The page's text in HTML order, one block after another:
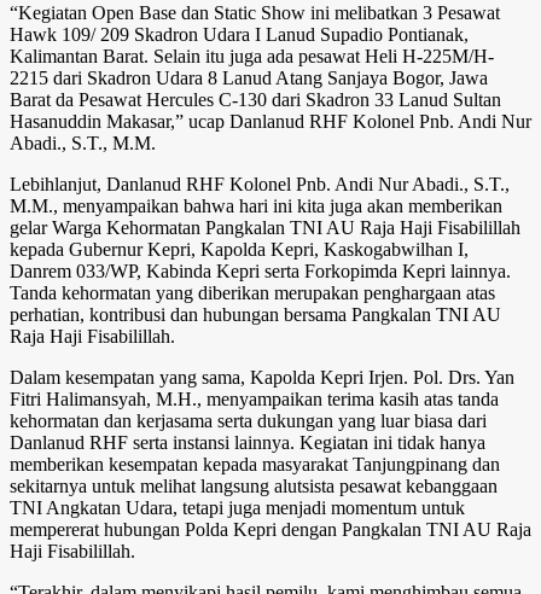
“Kegiatan Open Base dan Static Show ini melibatkan 3 Pesawat
Hawk 109/ 209 Skadron Udara I Lanud Supadio Pontianak,
Kalimantan Barat. Selain itu juga ada pesawat Heli H-225M/H-
2215 dari Skadron Udara 8 Lanud Atang Sanjaya Bogor, Jawa
Barat da Pesawat Hercules C-130 dari Skadron 33 Lanud Sultan
Hasanuddin Makasar,” ucap Danlanud RHF Kolonel Pnb. Andi Nur
Abadi., S.T., M.M.
Lebihlanjut, Danlanud RHF Kolonel Pnb. Andi Nur Abadi., S.T.,
M.M., menyampaikan bahwa hari ini kita juga akan memberikan
gelar Warga Kehormatan Pangkalan TNI AU Raja Haji Fisabilillah
kepada Gubernur Kepri, Kapolda Kepri, Kaskogabwilhan I,
Danrem 033/WP, Kabinda Kepri serta Forkopimda Kepri lainnya.
Tanda kehormatan yang diberikan merupakan penghargaan atas
perhatian, kontribusi dan hubungan bersama Pangkalan TNI AU
Raja Haji Fisabilillah.
Dalam kesempatan yang sama, Kapolda Kepri Irjen. Pol. Drs. Yan
Fitri Halimansyah, M.H., menyampaikan terima kasih atas tanda
kehormatan dan kerjasama serta dukungan yang luar biasa dari
Danlanud RHF serta instansi lainnya. Kegiatan ini tidak hanya
memberikan kesempatan kepada masyarakat Tanjungpinang dan
sekitarnya untuk melihat langsung alutsista pesawat kebanggaan
TNI Angkatan Udara, tetapi juga menjadi momentum untuk
mempererat hubungan Polda Kepri dengan Pangkalan TNI AU Raja
Haji Fisabilillah.